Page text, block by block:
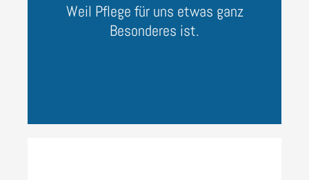
Weil Pflege für uns etwas ganz
Besonderes ist.